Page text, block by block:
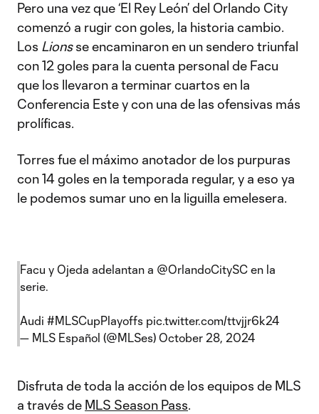
Pero una vez que ‘El Rey León’ del Orlando City
comenzó a rugir con goles, la historia cambio.
Los Lionsse encaminaron en un sendero triunfal
con 12 goles para la cuenta personal de Facu
que los llevaron a terminar cuartos en la
Conferencia Este y con una de las ofensivas más
prolíficas.
Torres fue el máximo anotador de los purpuras
con 14 goles en la temporada regular, y a eso ya
le podemos sumar uno en la liguilla emelesera.
Facu y Ojeda adelantan a @OrlandoCitySC en la
serie.
Audi #MLSCupPlayoffs pic.twitter.com/ttvjjr6k24
— MLS Español (@MLSes) October 28, 2024
Disfruta de toda la acción de los equipos de MLS
a través de MLS Season Pass.